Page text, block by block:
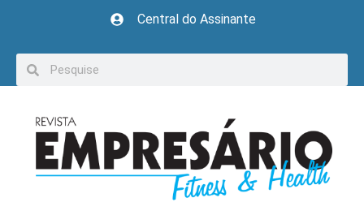
Central do Assinante